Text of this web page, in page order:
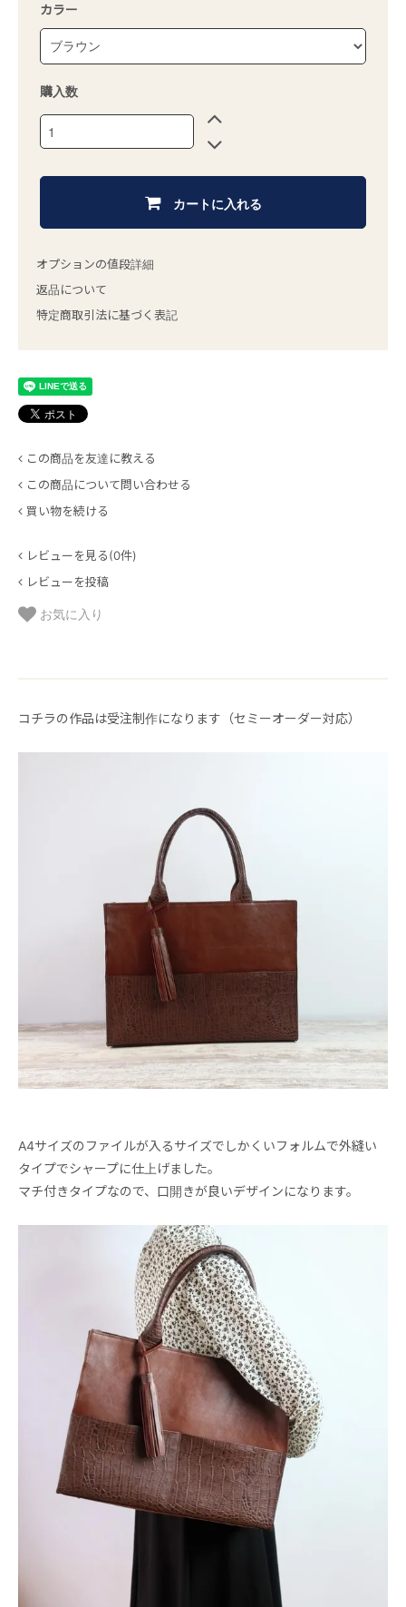
カラー
購入数
カートに入れる
オプションの値段詳細
返品について
特定商取引法に基づく表記
この商品を友達に教える
この商品について問い合わせる
買い物を続ける
レビューを見る(0件)
レビューを投稿
お気に入り
コチラの作品は受注制作になります（セミーオーダー対応）
A4サイズのファイルが入るサイズでしかくいフォルムで外縫い
タイプでシャープに仕上げました。
マチ付きタイプなので、口開きが良いデザインになります。